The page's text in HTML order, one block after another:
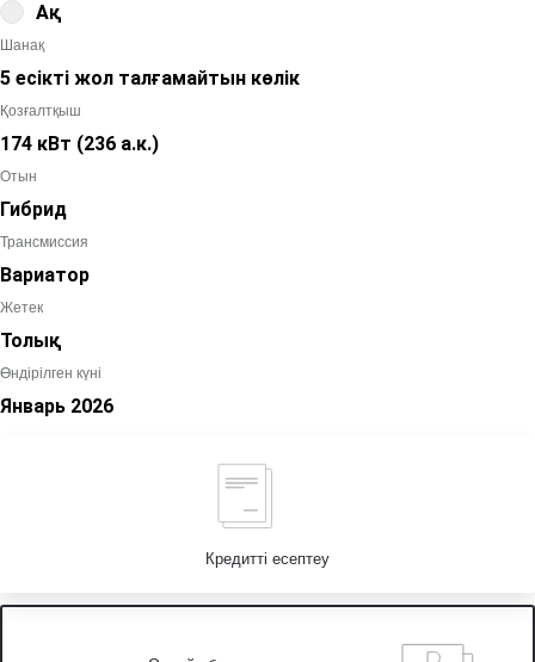
Ақ
Шанақ
5 есікті жол талғамайтын көлік
Қозғалтқыш
174 кВт (236 а.к.)
Отын
Гибрид
Трансмиссия
Вариатор
Жетек
Толық
Өндірілген күні
Январь 2026
Кредитті есептеу